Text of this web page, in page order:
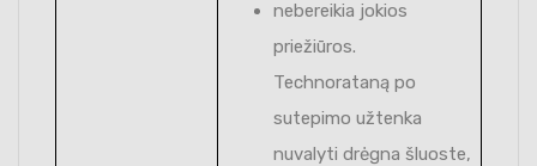
nebereikia jokios
priežiūros.
Technorataną po
sutepimo užtenka
nuvalyti drėgna šluoste,